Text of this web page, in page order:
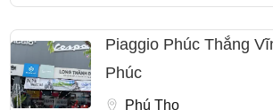
Piaggio Phúc Thắng
Phúc
Phú Thọ